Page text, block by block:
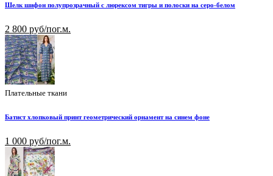
Шелк шифон полупрозрачный с люрексом тигры и полоски на серо-белом
2 800 руб/пог.м.
Плательные ткани
Батист хлопковый принт геометрический орнамент на синем фоне
1 000 руб/пог.м.